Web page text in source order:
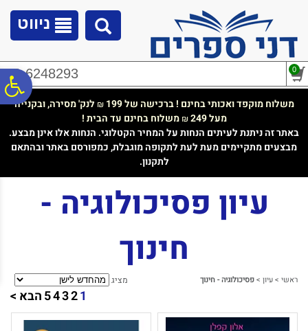
נגישות
ניווט
02-6248293 0
משלוח מוקפד ואכותי בחינם ! ברכישה של 199 ₪ לנק' מסירה, ובקנייה
מעל 249
₪משלוח בחינם עד הבית !
באתר זה ניתנת לעיתים הנחות על המחיר הקטלוגי. הנחות אלו אינן מבצע.
מבצעים מתקיימים מעת לעת לתקופה מוגבלת, כמפורסם באתר ובהתאם
לתקנון.
עיון פסיכולוגיה -
חינוך
ראשי >עיון >פסיכולוגיה - חינוך מציג
1
2
3
4
5הבא >